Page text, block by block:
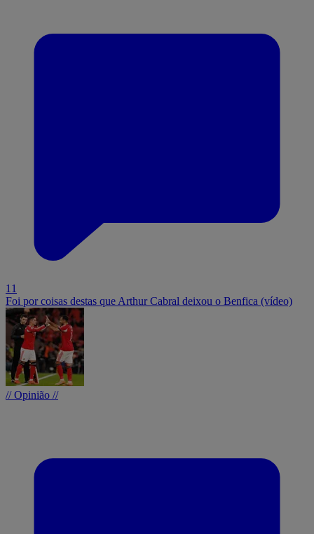
11
Foi por coisas destas que Arthur Cabral deixou o Benfica (vídeo)
// Opinião //